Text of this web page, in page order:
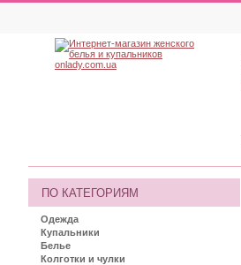
ПО КАТЕГОРИЯМ
Одежда
Купальники
Белье
Колготки и чулки